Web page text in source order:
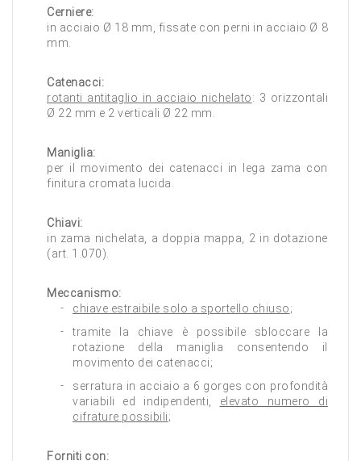
Cerniere:
in acciaio Ø 18 mm, fissate con perni in acciaio Ø 8
mm.
Catenacci:
rotanti antitaglio in acciaio nichelato: 3 orizzontali
Ø 22 mm e 2 verticali Ø 22 mm.
Maniglia:
per il movimento dei catenacci in lega zama con
finitura cromata lucida.
Chiavi:
in zama nichelata, a doppia mappa, 2 in dotazione
(art. 1.070).
Meccanismo:
chiave estraibile solo a sportello chiuso;
tramite la chiave è possibile sbloccare la
rotazione della maniglia consentendo il
movimento dei catenacci;
serratura in acciaio a 6 gorges con profondità
variabili ed indipendenti, elevato numero di
cifrature possibili;
Forniti con: